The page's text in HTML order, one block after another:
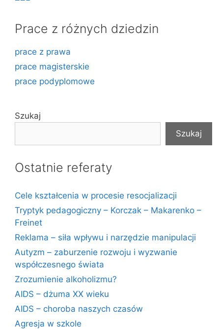
Prace z różnych dziedzin
prace z prawa
prace magisterskie
prace podyplomowe
Szukaj
Szukaj
Ostatnie referaty
Cele kształcenia w procesie resocjalizacji
Tryptyk pedagogiczny – Korczak – Makarenko –
Freinet
Reklama – siła wpływu i narzędzie manipulacji
Autyzm – zaburzenie rozwoju i wyzwanie
współczesnego świata
Zrozumienie alkoholizmu?
AIDS – dżuma XX wieku
AIDS – choroba naszych czasów
Agresja w szkole